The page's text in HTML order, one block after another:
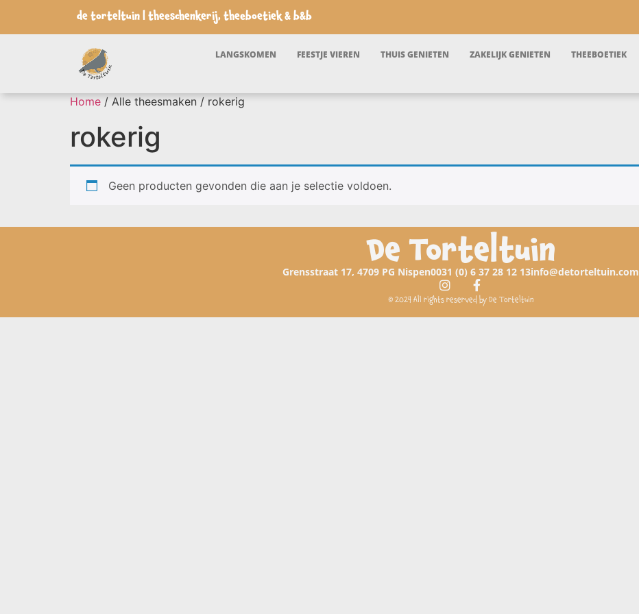
de torteltuin | theeschenkerij, theeboetiek & b&b
LANGSKOMEN FEESTJE VIEREN THUIS GENIETEN ZAKELIJK GENIETEN THEEBOETIEK
Home / Alle theesmaken / rokerig
rokerig
Geen producten gevonden die aan je selectie voldoen.
De Torteltuin
Grensstraat 17, 4709 PG Nispen0031 (0) 6 37 28 12 13info@detorteltuin.com
© 2024 All rights reserved by De Torteltuin